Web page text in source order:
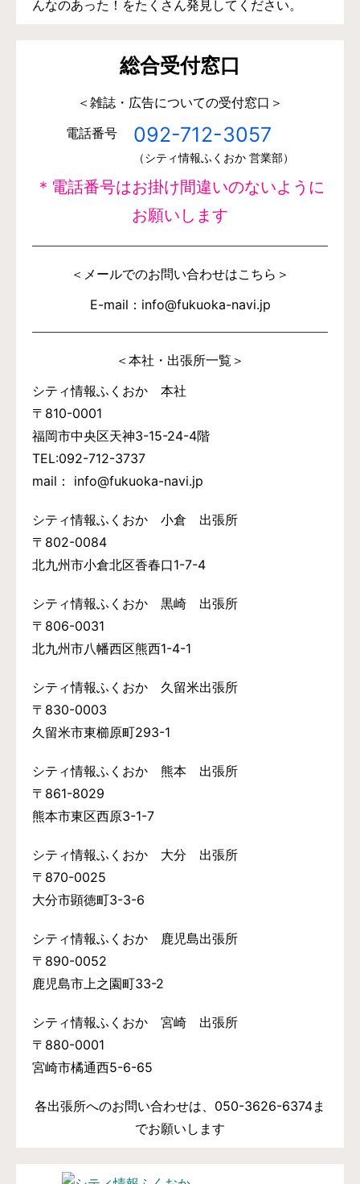
んなのあった！をたくさん発見してください。
総合受付窓口
＜雑誌・広告についての受付窓口＞
電話番号
092-712-3057
（シティ情報ふくおか 営業部）
＊電話番号はお掛け間違いのないように
お願いします
＜メールでのお問い合わせはこちら＞
E-mail：info@fukuoka-navi.jp
＜本社・出張所一覧＞
シティ情報ふくおか 本社
〒810-0001
福岡市中央区天神3-15-24-4階
TEL:092-712-3737
mail： info@fukuoka-navi.jp
シティ情報ふくおか 小倉 出張所
〒802-0084
北九州市小倉北区香春口1-7-4
シティ情報ふくおか 黒崎 出張所
〒806-0031
北九州市八幡西区熊西1-4-1
シティ情報ふくおか 久留米出張所
〒830-0003
久留米市東櫛原町293-1
シティ情報ふくおか 熊本 出張所
〒861-8029
熊本市東区西原3-1-7
シティ情報ふくおか 大分 出張所
〒870-0025
大分市顕徳町3-3-6
シティ情報ふくおか 鹿児島出張所
〒890-0052
鹿児島市上之園町33-2
シティ情報ふくおか 宮崎 出張所
〒880-0001
宮崎市橘通西5-6-65
各出張所へのお問い合わせは、050-3626-6374ま
でお願いします